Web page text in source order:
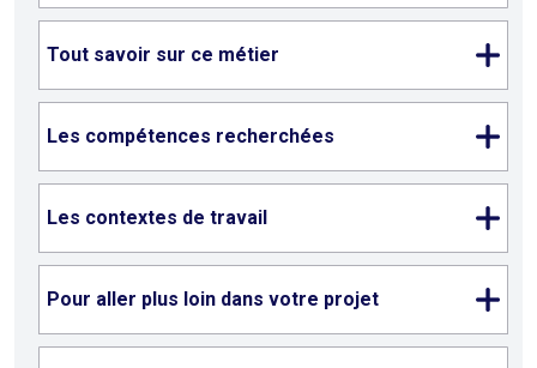
Tout savoir sur ce métier
Les compétences recherchées
Les contextes de travail
Pour aller plus loin dans votre projet